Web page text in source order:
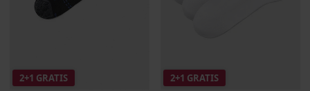
2+1 GRATIS 2+1 GRATIS